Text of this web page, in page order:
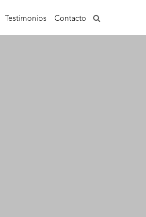
Testimonios Contacto